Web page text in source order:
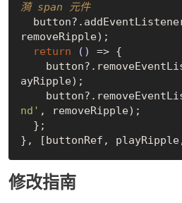
漪 span 元件
removeRipple);
return
() => {
ayRipple);
nd' , removeRipple);
修改指南